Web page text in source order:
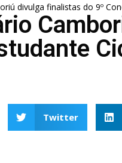
divulga finalistas do 9º
Twitter